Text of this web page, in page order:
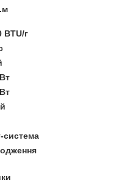
BTU/г
система